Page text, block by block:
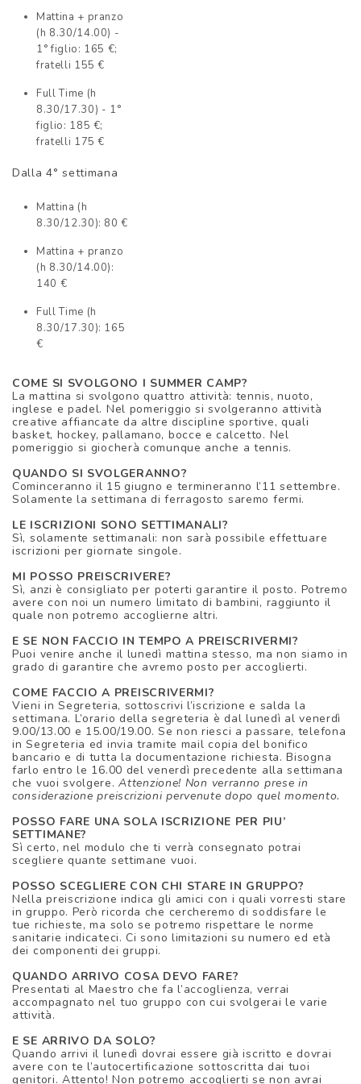
Mattina + pranzo
(h 8.30/14.00) -
1° figlio: 165 €;
fratelli 155 €
Full Time (h
8.30/17.30) - 1°
figlio: 185 €;
fratelli 175 €
Dalla 4° settimana
Mattina (h
8.30/12.30): 80 €
Mattina + pranzo
(h 8.30/14.00):
140 €
Full Time (h
8.30/17.30): 165
€
COME SI SVOLGONO I SUMMER CAMP?
La mattina si svolgono quattro attività: tennis, nuoto,
inglese e padel. Nel pomeriggio si svolgeranno attività
creative affiancate da altre discipline sportive, quali
basket, hockey, pallamano, bocce e calcetto. Nel
pomeriggio si giocherà comunque anche a tennis.
QUANDO SI SVOLGERANNO?
Cominceranno il 15 giugno e termineranno l’11 settembre.
Solamente la settimana di ferragosto saremo fermi.
LE ISCRIZIONI SONO SETTIMANALI?
Sì, solamente settimanali: non sarà possibile effettuare
iscrizioni per giornate singole.
MI POSSO PREISCRIVERE?
Sì, anzi è consigliato per poterti garantire il posto. Potremo
avere con noi un numero limitato di bambini, raggiunto il
quale non potremo accoglierne altri.
E SE NON FACCIO IN TEMPO A PREISCRIVERMI?
Puoi venire anche il lunedì mattina stesso, ma non siamo in
grado di garantire che avremo posto per accoglierti.
COME FACCIO A PREISCRIVERMI?
Vieni in Segreteria, sottoscrivi l’iscrizione e salda la
settimana. L’orario della segreteria è dal lunedì al venerdì
9.00/13.00 e 15.00/19.00. Se non riesci a passare, telefona
in Segreteria ed invia tramite mail copia del bonifico
bancario e di tutta la documentazione richiesta. Bisogna
farlo entro le 16.00 del venerdì precedente alla settimana
che vuoi svolgere.Attenzione! Non verranno prese in
considerazione preiscrizioni pervenute dopo quel momento.
POSSO FARE UNA SOLA ISCRIZIONE PER PIU’
SETTIMANE?
Sì certo, nel modulo che ti verrà consegnato potrai
scegliere quante settimane vuoi.
POSSO SCEGLIERE CON CHI STARE IN GRUPPO?
Nella preiscrizione indica gli amici con i quali vorresti stare
in gruppo. Però ricorda che cercheremo di soddisfare le
tue richieste, ma solo se potremo rispettare le norme
sanitarie indicateci. Ci sono limitazioni su numero ed età
dei componenti dei gruppi.
QUANDO ARRIVO COSA DEVO FARE?
Presentati al Maestro che fa l’accoglienza, verrai
accompagnato nel tuo gruppo con cui svolgerai le varie
attività.
E SE ARRIVO DA SOLO?
Quando arrivi il lunedì dovrai essere già iscritto e dovrai
avere con te l’autocertificazione sottoscritta dai tuoi
genitori. Attento! Non potremo accoglierti se non avrai